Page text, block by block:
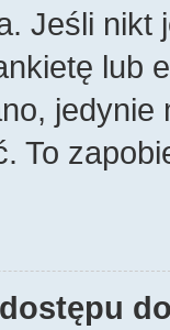
Jeśli nikt
lub
To